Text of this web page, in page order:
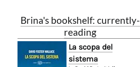
Brina's bookshelf: currently-
reading
La scopa del
sistema